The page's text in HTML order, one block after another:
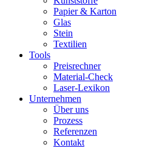
Papier & Karton
Glas
Stein
Textilien
Tools
Preisrechner
Material-Check
Laser-Lexikon
Unternehmen
Über uns
Prozess
Referenzen
Kontakt